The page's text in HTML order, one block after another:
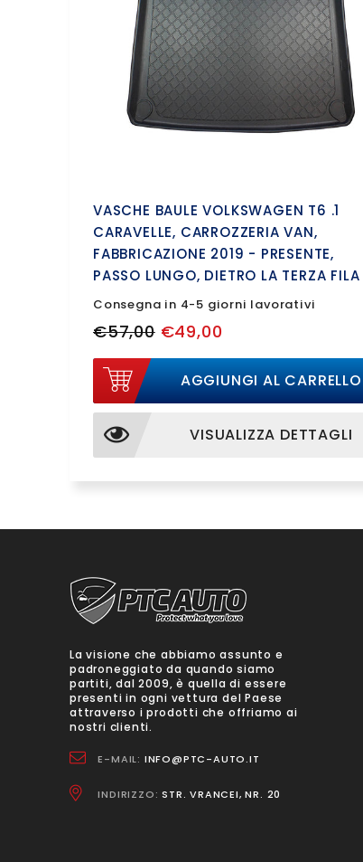
VASCHE BAULE VOLKSWAGEN T6 .1
CARAVELLE, CARROZZERIA VAN,
FABBRICAZIONE 2019 - PRESENTE,
PASSO LUNGO, DIETRO LA TERZA FILA |
193105GRD
Consegna in 4-5 giorni lavorativi
€57,00€49,00
AGGIUNGI AL CARRELLO
VISUALIZZA DETTAGLI
La visione che abbiamo assunto e
padroneggiato da quando siamo
partiti, dal 2009, è quella di essere
presenti in ogni vettura del Paese
attraverso i prodotti che offriamo ai
nostri clienti.
E-MAIL: INFO@PTC-AUTO.IT
INDIRIZZO: STR. VRANCEI, NR. 20